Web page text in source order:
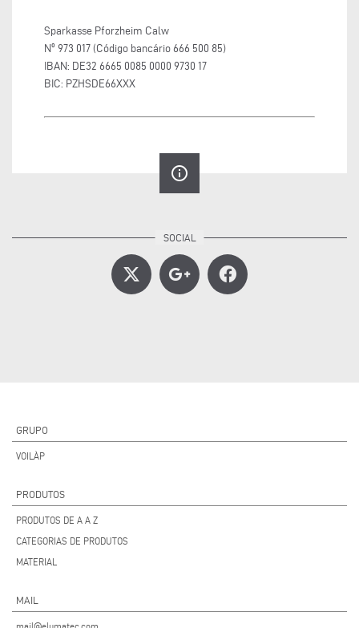
Sparkasse Pforzheim Calw
Nº 973 017 (Código bancário 666 500 85)
IBAN: DE32 6665 0085 0000 9730 17
BIC: PZHSDE66XXX
info_outline
GRUPO
VOILÀP
PRODUTOS
PRODUTOS DE A A Z
CATEGORIAS DE PRODUTOS
MATERIAL
MAIL